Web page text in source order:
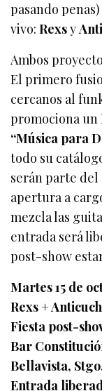
pasando
vivo:Rexsy
Ambos
El primero
cercanos al
promociona un
“Música para
todo su
serán parte
apertura a
mezcla las
entrada será
post-show
Martes 15 de
Rexs +
Fiesta post-
Bar
Bellavista,
Entrada